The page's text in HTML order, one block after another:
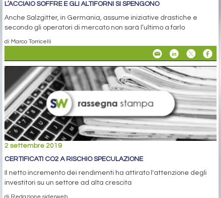
L’ACCIAIO SOFFRE E GLI ALTIFORNI SI SPENGONO
Anche Salzgitter, in Germania, assume iniziative drastiche e
secondo gli operatori di mercato non sarà l’ultimo a farlo
di Marco Torricelli
2 settembre 2019
CERTIFICATI CO2 A RISCHIO SPECULAZIONE
Il netto incremento dei rendimenti ha attirato l'attenzione degli
investitori su un settore ad alta crescita
di Redazione siderweb